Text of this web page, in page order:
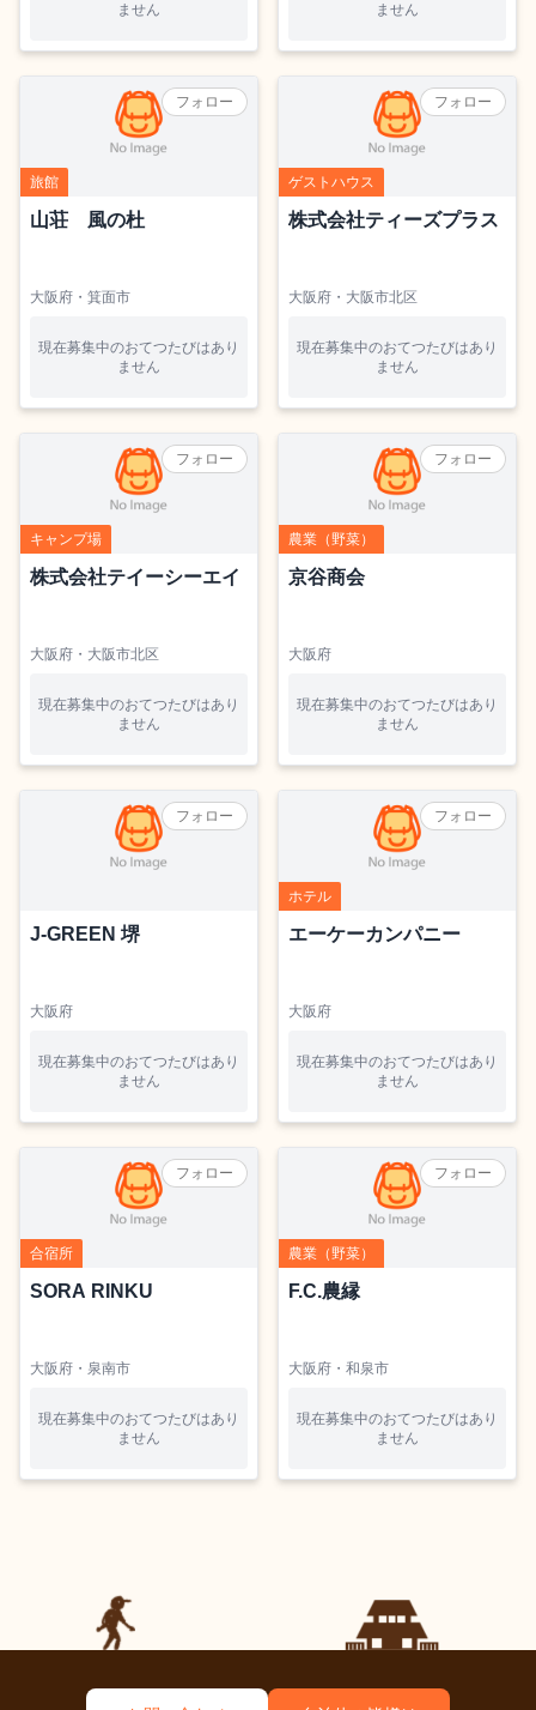
ません
ません
フォロー
旅館
山荘 風の杜
大阪府・箕面市
現在募集中のおてつたびはあり
ません
フォロー
ゲストハウス
株式会社ティーズプラス
大阪府・大阪市北区
現在募集中のおてつたびはあり
ません
フォロー
キャンプ場
株式会社テイーシーエイ
大阪府・大阪市北区
現在募集中のおてつたびはあり
ません
フォロー
農業（野菜）
京谷商会
大阪府
現在募集中のおてつたびはあり
ません
フォロー
J-GREEN 堺
大阪府
現在募集中のおてつたびはあり
ません
フォロー
ホテル
エーケーカンパニー
大阪府
現在募集中のおてつたびはあり
ません
フォロー
合宿所
SORA RINKU
大阪府・泉南市
現在募集中のおてつたびはあり
ません
フォロー
農業（野菜）
F.C.農縁
大阪府・和泉市
現在募集中のおてつたびはあり
ません